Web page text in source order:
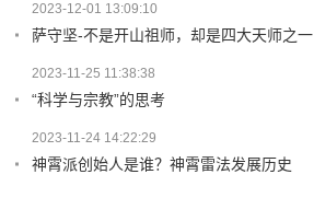
2023-12-01 13:09:10
萨守坚-不是开山祖师，却是四大天师之一
2023-11-25 11:38:38
“科学与宗教”的思考
2023-11-24 14:22:29
神霄派创始人是谁？神霄雷法发展历史